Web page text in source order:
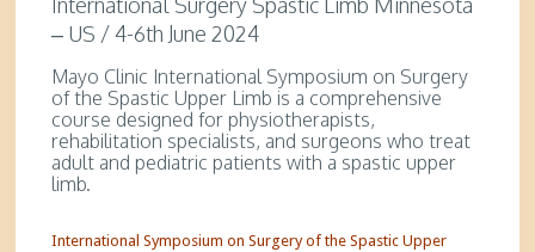
International Surgery Spastic Limb Minnesota
– US / 4-6th June 2024
Mayo Clinic International Symposium on Surgery
of the Spastic Upper Limb is a comprehensive
course designed for physiotherapists,
rehabilitation specialists, and surgeons who treat
adult and pediatric patients with a spastic upper
limb.
International Symposium on Surgery of the Spastic Upper